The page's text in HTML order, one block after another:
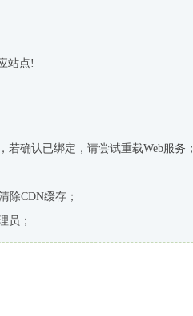
站点!
确认已绑定，请尝试重载Web服务；
除CDN缓存；
员；